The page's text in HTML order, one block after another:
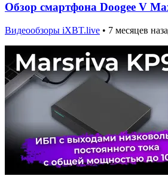
Обзор смартфона Doogee V
Видеообзоры iXBT.live • 7 месяцев